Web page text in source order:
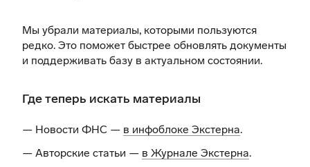
Мы убрали материалы, которыми пользуются
редко. Это поможет быстрее обновлять документы
и поддерживать базу в актуальном состоянии.
Где теперь искать материалы
— Новости ФНС — в инфоблоке Экстерна.
— Авторские статьи — в Журнале Экстерна.